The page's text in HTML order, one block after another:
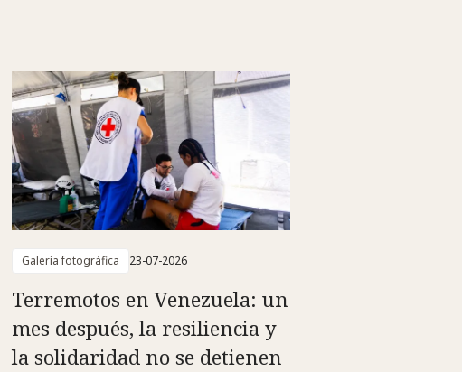
Galería fotográfica 23-07-2026
Terremotos en Venezuela: un
mes después, la resiliencia y
la solidaridad no se detienen